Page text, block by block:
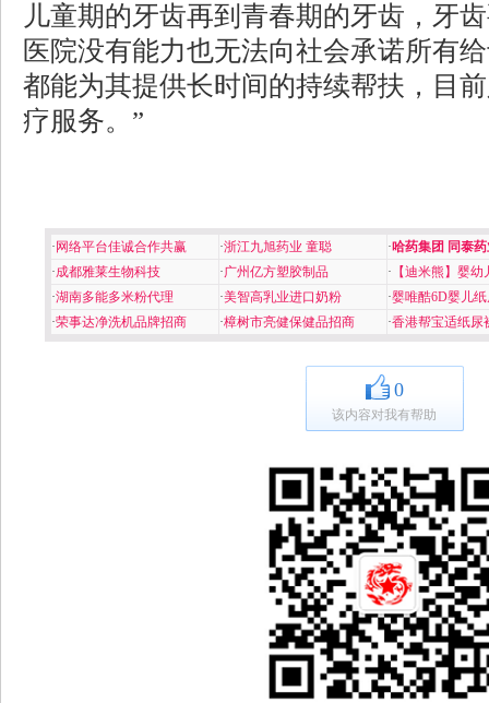
儿童期的牙齿再到青春期的牙齿，牙
医院没有能力也无法向社会承诺所有
都能为其提供长时间的持续帮扶，目
疗服务。”
· 网络平台佳诚合作共赢 ·浙江九旭药业 童聪 ·哈药集团 同泰
·成都雅莱生物科技 ·广州亿方塑胶制品 · 【迪米熊】婴幼
·湖南多能多米粉代理 ·美智高乳业进口奶粉 ·婴唯酷6D婴儿
·荣事达净洗机品牌招商 ·樟树市亮健保健品招商 ·香港帮宝适纸尿
0
该内容对我有帮助